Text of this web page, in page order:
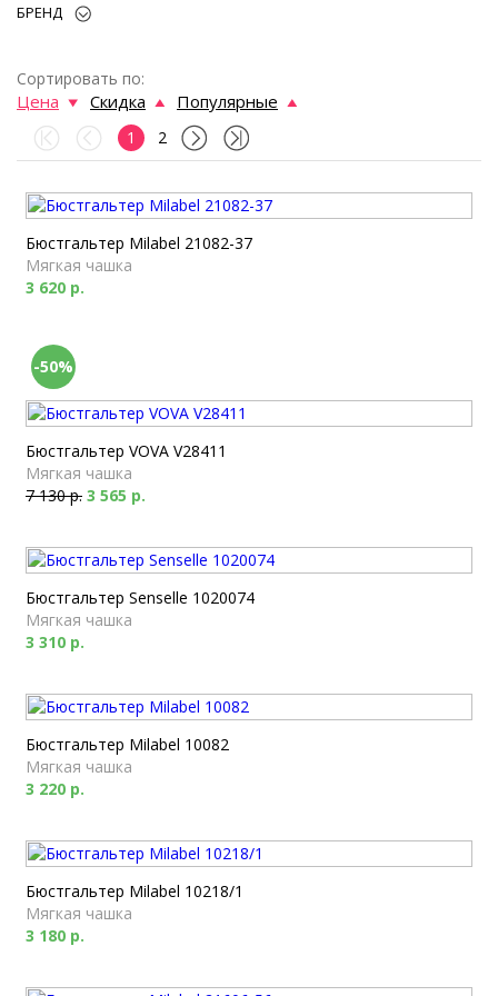
БРЕНД
Сортировать по:
Цена Скидка Популярные
1 2
Бюстгальтер Milabel 21082-37
Мягкая чашка
3 620 р.
-50%
Бюстгальтер VOVA V28411
Мягкая чашка
7 130 р. 3 565 р.
Бюстгальтер Senselle 1020074
Мягкая чашка
3 310 р.
Бюстгальтер Milabel 10082
Мягкая чашка
3 220 р.
Бюстгальтер Milabel 10218/1
Мягкая чашка
3 180 р.